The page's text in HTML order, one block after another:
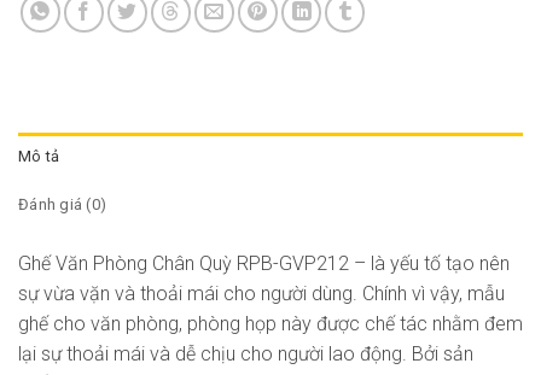
Mô tả
Đánh giá (0)
Ghế Văn Phòng Chân Quỳ RPB-GVP212 – là yếu tố tạo nên
sự vừa vặn và thoải mái cho người dùng. Chính vì vậy, mẫu
ghế cho văn phòng, phòng họp này được chế tác nhằm đem
lại sự thoải mái và dễ chịu cho người lao động. Bởi sản